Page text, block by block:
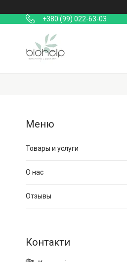
+380 (99) 022-63-03
Товары и услуги
О нас
Отзывы